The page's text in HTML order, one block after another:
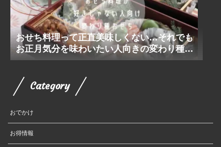
おせち料理って正直美味しくない…それでも
お正月気分を味わいたい人向きの変わり種お
せち
Category
おでかけ
お得情報